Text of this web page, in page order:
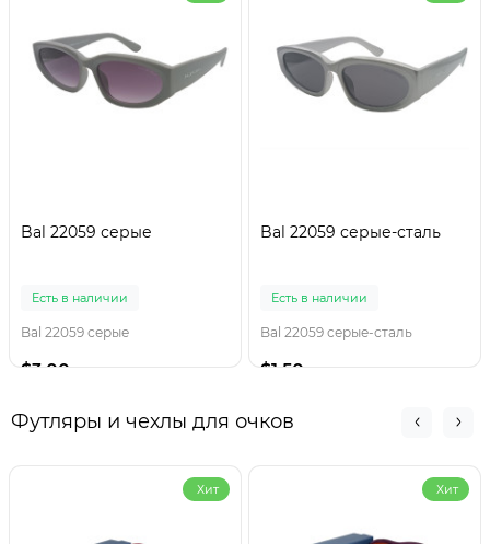
Bal 22059 серые
Есть в наличии
Bal 22059 серые
$3.00
Bal 22059 серые-сталь
Есть в наличии
Bal 22059 серые-сталь
$1.50
Футляры и чехлы для очков
Хит Хит